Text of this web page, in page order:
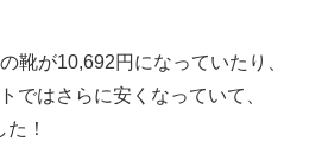
靴が10,692円になっていたり、
ではさらに安くなっていて、
！